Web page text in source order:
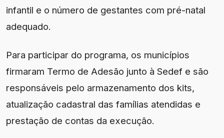
infantil e o número de gestantes com pré-natal
adequado.
Para participar do programa, os municípios
firmaram Termo de Adesão junto à Sedef e são
responsáveis pelo armazenamento dos kits,
atualização cadastral das famílias atendidas e
prestação de contas da execução.